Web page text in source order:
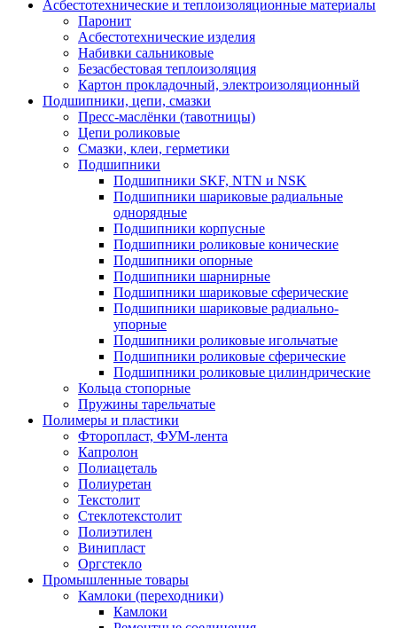
Асбестотехнические и теплоизоляционные материалы
Паронит
Асбестотехнические изделия
Набивки сальниковые
Безасбестовая теплоизоляция
Картон прокладочный, электроизоляционный
Подшипники, цепи, смазки
Пресс-маслёнки (тавотницы)
Цепи роликовые
Смазки, клеи, герметики
Подшипники
Подшипники SKF, NTN и NSK
Подшипники шариковые радиальные
однорядные
Подшипники корпусные
Подшипники роликовые конические
Подшипники опорные
Подшипники шарнирные
Подшипники шариковые сферические
Подшипники шариковые радиально-
упорные
Подшипники роликовые игольчатые
Подшипники роликовые сферические
Подшипники роликовые цилиндрические
Кольца стопорные
Пружины тарельчатые
Полимеры и пластики
Фторопласт, ФУМ-лента
Капролон
Полиацеталь
Полиуретан
Текстолит
Стеклотекстолит
Полиэтилен
Винипласт
Оргстекло
Промышленные товары
Камлоки (переходники)
Камлоки